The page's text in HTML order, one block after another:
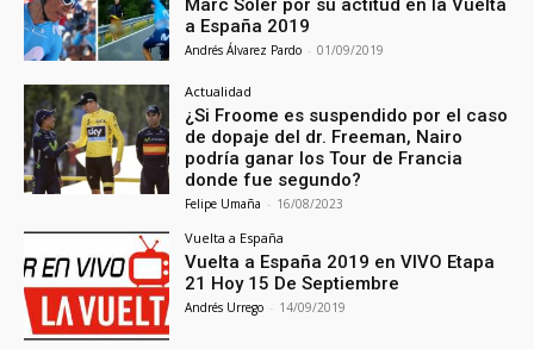
a España 2019
Andrés Álvarez Pardo - 01/09/2019
Actualidad
¿Si Froome es suspendido por el caso
de dopaje del dr. Freeman, Nairo
podría ganar los Tour de Francia
donde fue segundo?
Felipe Umaña - 16/08/2023
Vuelta a España
Vuelta a España 2019 en VIVO Etapa
21 Hoy 15 De Septiembre
Andrés Urrego - 14/09/2019